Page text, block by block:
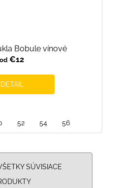
Bobule vínové
od €12
DETAIL
52 54 56
SÚVISIACE